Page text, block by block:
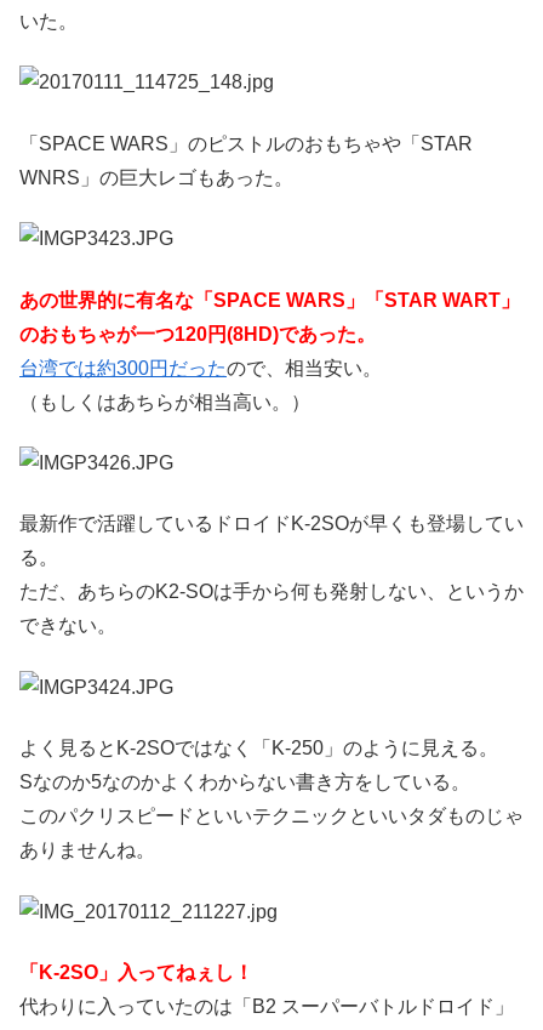
いた。
「SPACE WARS」のピストルのおもちゃや「STAR
WNRS」の巨大レゴもあった。
あの世界的に有名な「SPACE WARS」「STAR WART」
のおもちゃが一つ120円(8HD)であった。
台湾では約300円だったので、相当安い。
（もしくはあちらが相当高い。）
最新作で活躍しているドロイドK-2SOが早くも登場してい
る。
ただ、あちらのK2-SOは手から何も発射しない、というか
できない。
よく見るとK-2SOではなく「K-250」のように見える。
Sなのか5なのかよくわからない書き方をしている。
このパクリスピードといいテクニックといいタダものじゃ
ありませんね。
「K-2SO」入ってねぇし！
代わりに入っていたのは「B2 スーパーバトルドロイド」